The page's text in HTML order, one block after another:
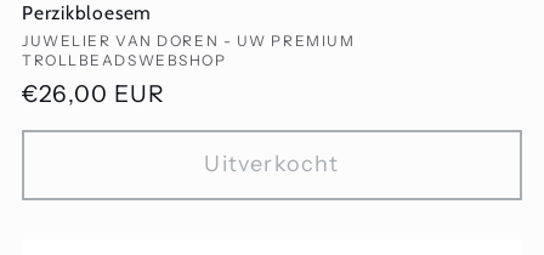
Perzikbloesem
Verkoper:
JUWELIER VAN DOREN - UW PREMIUM
TROLLBEADSWEBSHOP
Normale
prijs
€26,00 EUR
Uitverkocht